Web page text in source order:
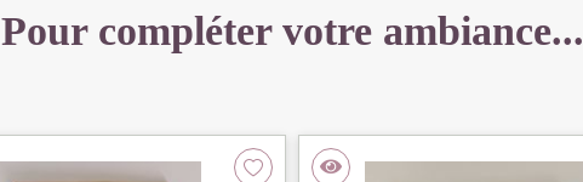
Pour compléter votre ambiance...